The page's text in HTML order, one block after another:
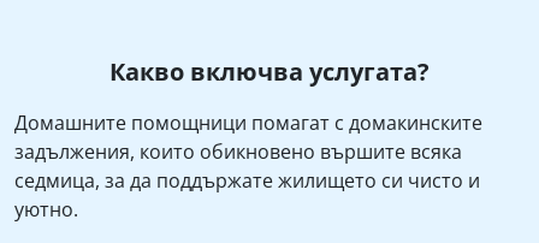
Какво включва услугата?
Домашните помощници помагат с домакинските
задължения, които обикновено вършите всяка
седмица, за да поддържате жилището си чисто и
уютно.